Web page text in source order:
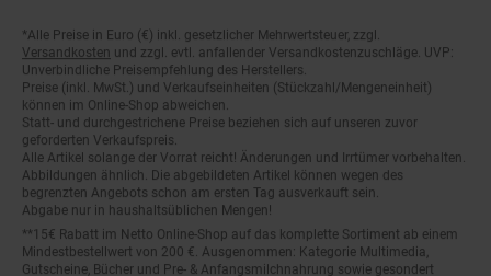
Fußnoten
*Alle Preise in Euro (€) inkl. gesetzlicher Mehrwertsteuer, zzgl.
Versandkostenund zzgl. evtl. anfallender Versandkostenzuschläge. UVP:
Unverbindliche Preisempfehlung des Herstellers.
Preise (inkl. MwSt.) und Verkaufseinheiten (Stückzahl/Mengeneinheit)
können im Online-Shop abweichen.
Statt- und durchgestrichene Preise beziehen sich auf unseren zuvor
geforderten Verkaufspreis.
Alle Artikel solange der Vorrat reicht! Änderungen und Irrtümer vorbehalten.
Abbildungen ähnlich. Die abgebildeten Artikel können wegen des
begrenzten Angebots schon am ersten Tag ausverkauft sein.
Abgabe nur in haushaltsüblichen Mengen!
**15€ Rabatt im Netto Online-Shop auf das komplette Sortiment ab einem
Mindestbestellwert von 200 €. Ausgenommen: Kategorie Multimedia,
Gutscheine, Bücher und Pre- & Anfangsmilchnahrung sowie gesondert